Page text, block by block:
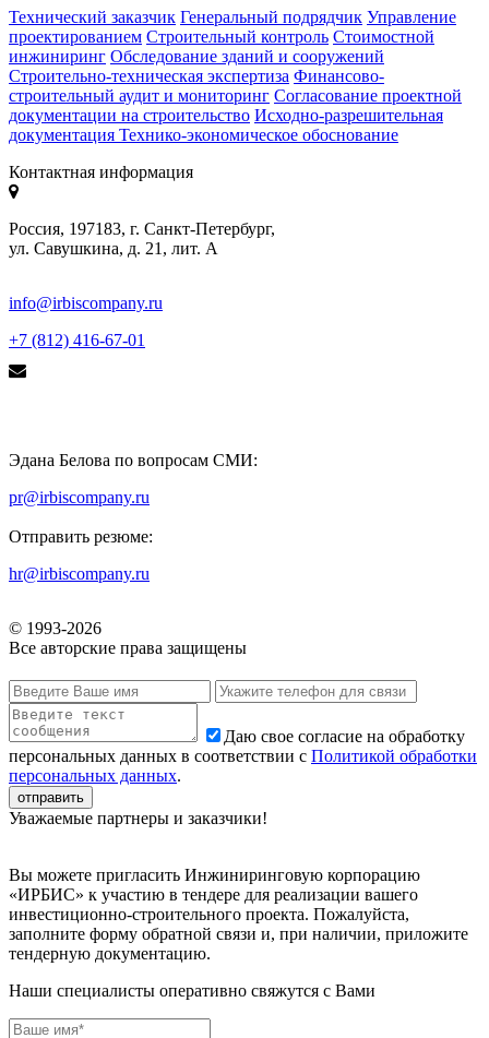
Технический заказчик Генеральный подрядчик Управление
проектированием Строительный контроль Стоимостной
инжиниринг Обследование зданий и сооружений
Строительно-техническая экспертиза Финансово-
строительный аудит и мониторинг Согласование проектной
документации на строительство Исходно-разрешительная
документация Технико-экономическое обоснование
Контактная информация
Россия, 197183, г. Санкт-Петербург,
ул. Савушкина, д. 21, лит. А
info@irbiscompany.ru
+7 (812) 416-67-01
Эдана Белова по вопросам СМИ:
pr@irbiscompany.ru
Отправить резюме:
hr@irbiscompany.ru
© 1993-2026
Все авторские права защищены
Даю свое согласие на обработку
персональных данных в соответствии с Политикой обработки
персональных данных.
Уважаемые партнеры и заказчики!
Вы можете пригласить Инжиниринговую корпорацию
«ИРБИС» к участию в тендере для реализации вашего
инвестиционно-строительного проекта. Пожалуйста,
заполните форму обратной связи и, при наличии, приложите
тендерную документацию.
Наши специалисты оперативно свяжутся с Вами